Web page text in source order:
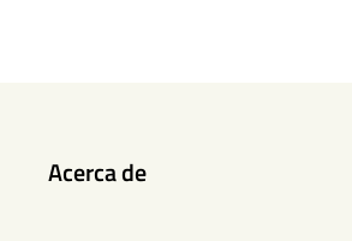
Acerca de